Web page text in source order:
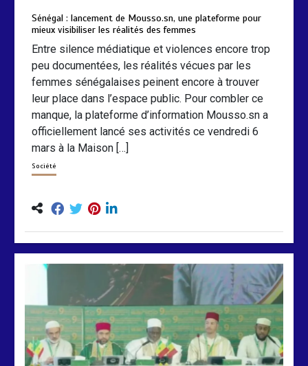
Sénégal : lancement de Mousso.sn, une plateforme pour
mieux visibiliser les réalités des femmes
Entre silence médiatique et violences encore trop
peu documentées, les réalités vécues par les
femmes sénégalaises peinent encore à trouver
leur place dans l’espace public. Pour combler ce
manque, la plateforme d’information Mousso.sn a
officiellement lancé ses activités ce vendredi 6
mars à la Maison […]
Société